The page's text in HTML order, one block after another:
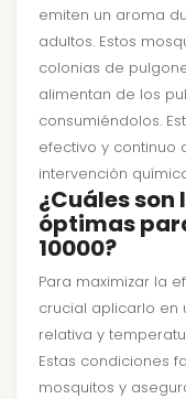
emiten un aroma
adultos. Estos
colonias de
alimentan de los
consumiéndolos.
efectivo y continuo
intervención
¿Cuáles
óptimas
10000?
Para maximizar la
crucial aplicarlo en
relativa y
Estas condiciones
mosquitos y